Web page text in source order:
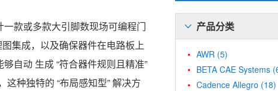
款或多款大引脚数现场可编程门
集成，以及确保器件在电路板上
自动 生成 “符合器件规则且精准”
种独特的 “布局感知型” 解决方
产品分类
AWR (5)
BETA CAE Systems
Cadence Allegro (18)